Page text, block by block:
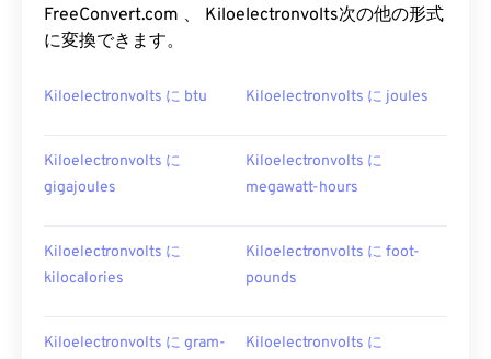
FreeConvert.com 、 Kiloelectronvolts次の他の形式
に変換できます。
Kiloelectronvolts に btu Kiloelectronvolts に joules
Kiloelectronvolts に
gigajoules
Kiloelectronvolts に
megawatt-hours
Kiloelectronvolts に
kilocalories
Kiloelectronvolts に foot-
pounds
Kiloelectronvolts に gram-
Kiloelectronvolts に